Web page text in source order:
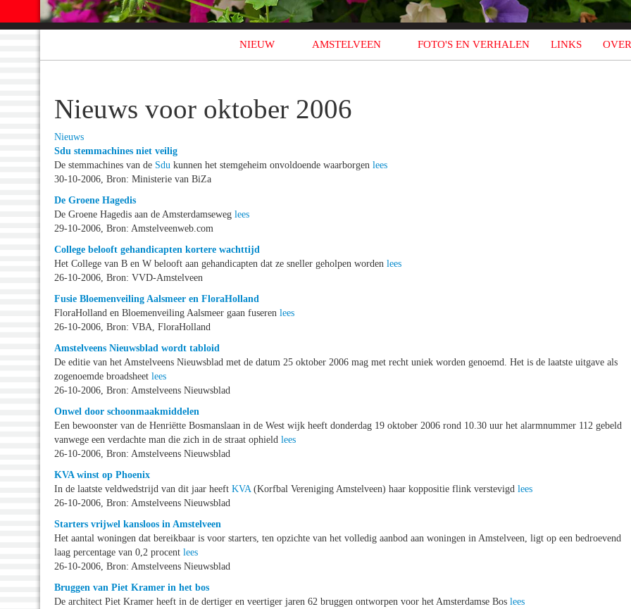
NIEUW AMSTELVEEN FOTO'S EN VERHALEN LINKS
Nieuws voor oktober 2006
Nieuws
Sdu stemmachines niet veilig
De stemmachines van de Sdu kunnen het stemgeheim onvoldoende waarborgen lees
30-10-2006, Bron: Ministerie van BiZa
De Groene Hagedis
De Groene Hagedis aan de Amsterdamseweg lees
29-10-2006, Bron: Amstelveenweb.com
College belooft gehandicapten kortere wachttijd
Het College van B en W belooft aan gehandicapten dat ze sneller geholpen worden lees
26-10-2006, Bron: VVD-Amstelveen
Fusie Bloemenveiling Aalsmeer en FloraHolland
FloraHolland en Bloemenveiling Aalsmeer gaan fuseren lees
26-10-2006, Bron: VBA, FloraHolland
Amstelveens Nieuwsblad wordt tabloid
De editie van het Amstelveens Nieuwsblad met de datum 25 oktober 2006 mag met recht uniek worden genoemd. Het is de laatste uitgave als
zogenoemde broadsheet lees
26-10-2006, Bron: Amstelveens Nieuwsblad
Onwel door schoonmaakmiddelen
Een bewoonster van de Henriëtte Bosmanslaan in de West wijk heeft donderdag 19 oktober 2006 rond 10.30 uur het alarmnummer 112 gebeld
vanwege een verdachte man die zich in de straat ophield lees
26-10-2006, Bron: Amstelveens Nieuwsblad
KVA winst op Phoenix
In de laatste veldwedstrijd van dit jaar heeft KVA (Korfbal Vereniging Amstelveen) haar koppositie flink verstevigd lees
26-10-2006, Bron: Amstelveens Nieuwsblad
Starters vrijwel kansloos in Amstelveen
Het aantal woningen dat bereikbaar is voor starters, ten opzichte van het volledig aanbod aan woningen in Amstelveen, ligt op een bedroevend
laag percentage van 0,2 procent lees
26-10-2006, Bron: Amstelveens Nieuwsblad
Bruggen van Piet Kramer in het bos
De architect Piet Kramer heeft in de dertiger en veertiger jaren 62 bruggen ontworpen voor het Amsterdamse Bos lees